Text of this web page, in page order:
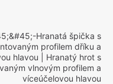
Hranatá špička s
profilem dříku a
hlavou | Hranatý hrot s
vlnovým profilem a
víceúčelovou hlavou